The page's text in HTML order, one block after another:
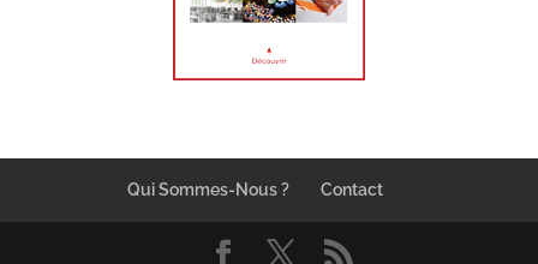
Qui Sommes-Nous ? Contact